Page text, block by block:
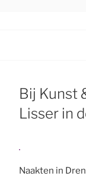
Beeldende
Bij Kunst
Lisser in
Naakten in